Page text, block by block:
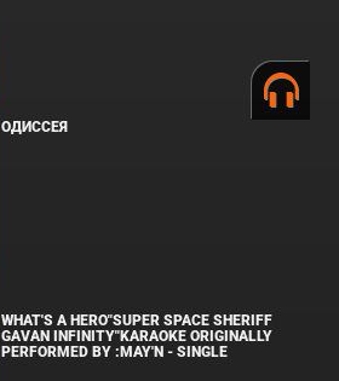
ОДИССЕЯ
WHAT'S A HERO"SUPER SPACE SHERIFF
GAVAN INFINITY"KARAOKE ORIGINALLY
PERFORMED BY :MAY'N - SINGLE